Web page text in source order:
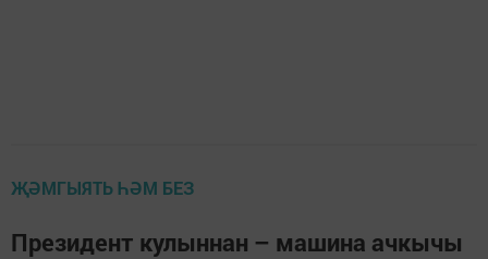
ҖӘМГЫЯТЬ ҺӘМ БЕЗ
Президент кулыннан – машина ачкычы